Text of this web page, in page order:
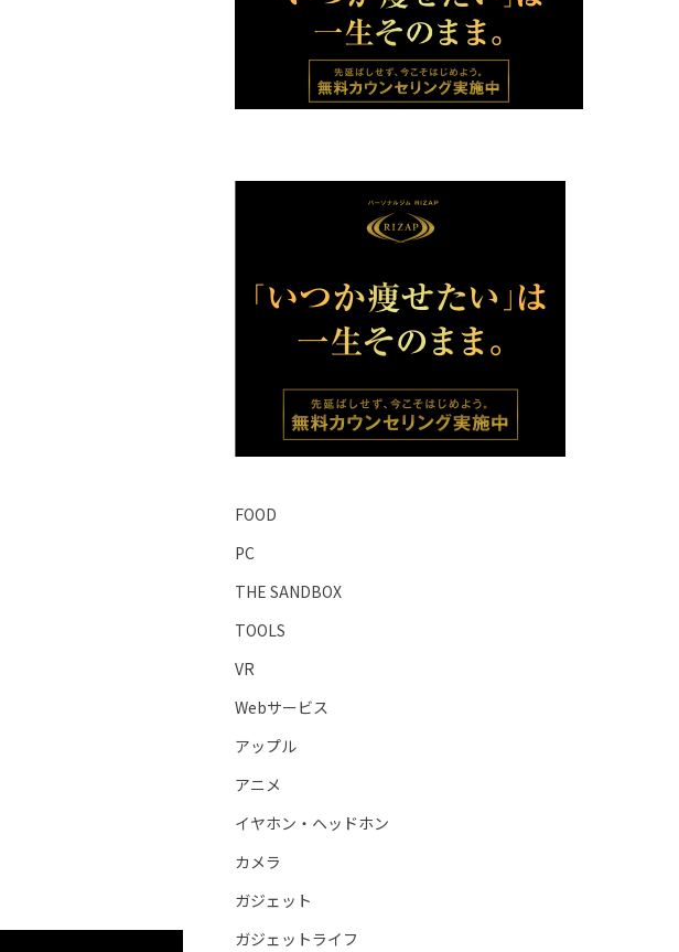
FOOD
PC
THE SANDBOX
TOOLS
VR
Webサービス
アップル
アニメ
イヤホン・ヘッドホン
カメラ
ガジェット
ガジェットライフ